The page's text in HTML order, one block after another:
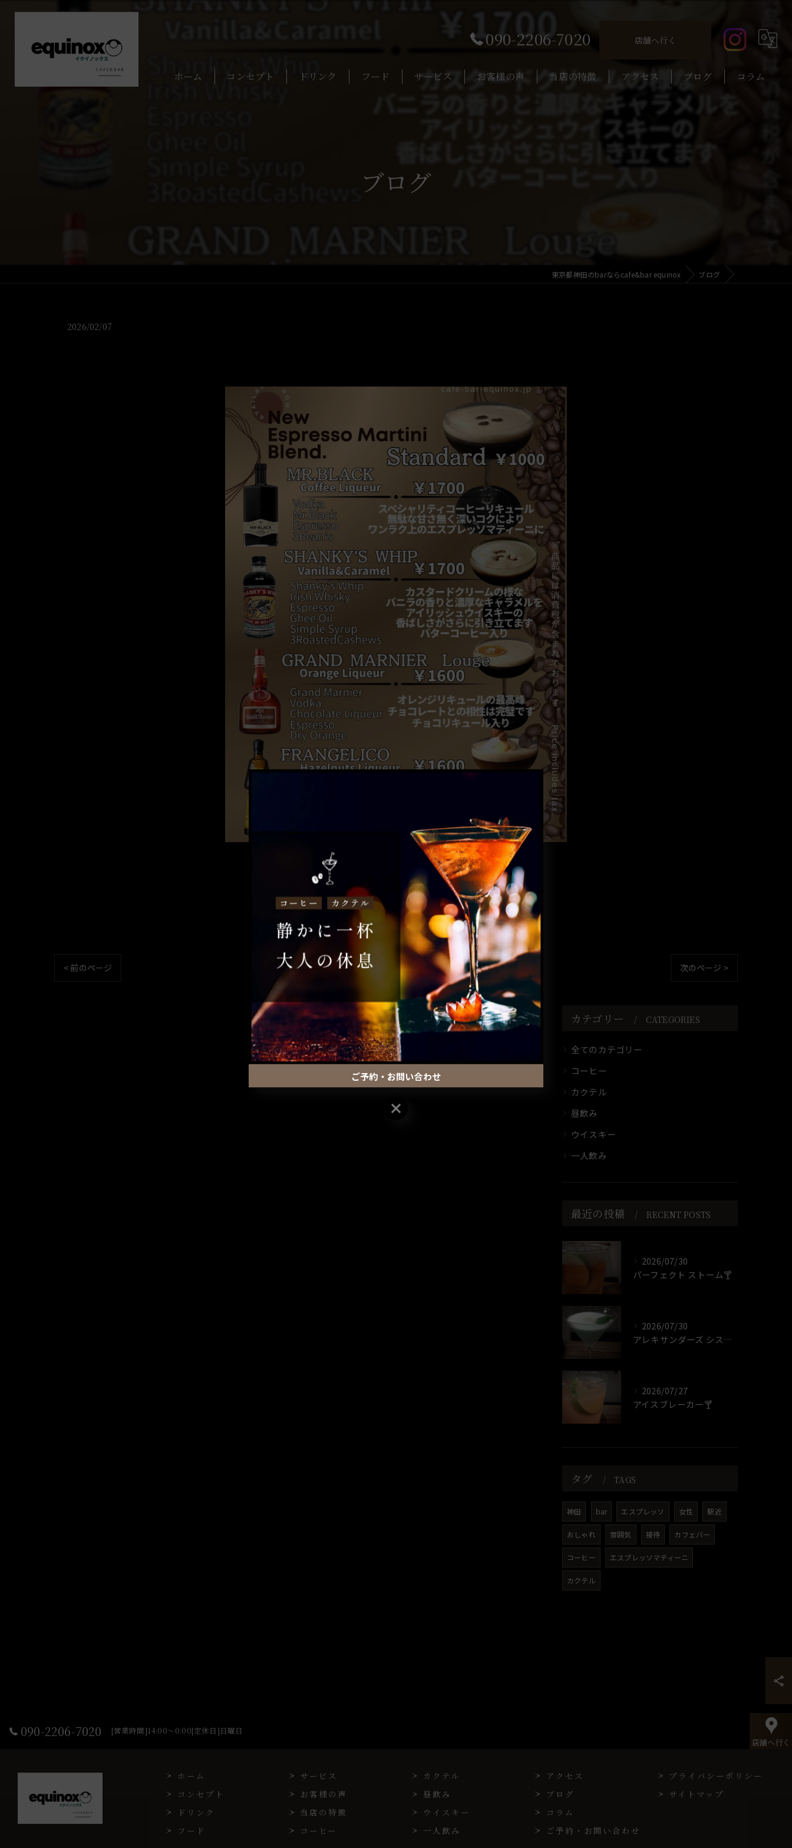
090-2206-7020 店舗へ行く
ホーム コンセプト ドリンク フード サービス お客様の声 当店の特徴 アクセス ブログ コラム
ブログ
東京都神田のbarならcafe&bar equinox ブログ
2026/02/07
< 前のページ 一覧に戻る 次のページ >
カテゴリー CATEGORIES
全てのカテゴリー
コーヒー
カクテル
昼飲み
ウイスキー
一人飲み
最近の投稿 RECENT POSTS
2026/07/30
パーフェクト ストーム🍸️
2026/07/30
アレキサンダーズ シスター🍸️
2026/07/27
アイスブレーカー🍸️
タグ TAGS
神田 bar エスプレッソ 女性 駅近
おしゃれ 雰囲気 接待 カフェバー
コーヒー エスプレッソマティーニ
カクテル
090-2206-7020 [営業時間]14:00～0:00[定休日]日曜日
店舗へ行く
ホーム
コンセプト
ドリンク
フード
サービス
お客様の声
当店の特徴
コーヒー
カクテル
昼飲み
ウイスキー
一人飲み
アクセス
ブログ
コラム
ご予約・お問い合わせ
プライバシーポリシー
サイトマップ
ご予約・お問い合わせ
ご予約・お問い合わせ